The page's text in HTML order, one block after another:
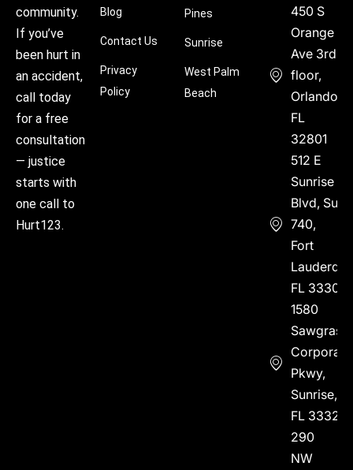
community.
If you’ve
been hurt in
an accident,
call today
for a free
consultation
— justice
starts with
one call to
Hurt123.
Blog
Contact Us
Privacy
Policy
Pines
Sunrise
West Palm
Beach
450 S
Orange
Ave 3rd
floor,
Orlando,
FL
32801
512 E
Sunrise
Blvd, Suite
740,
Fort
FL 33304
1580
Sawgrass
Corporate
Pkwy,
Sunrise,
FL 33323
290
NW